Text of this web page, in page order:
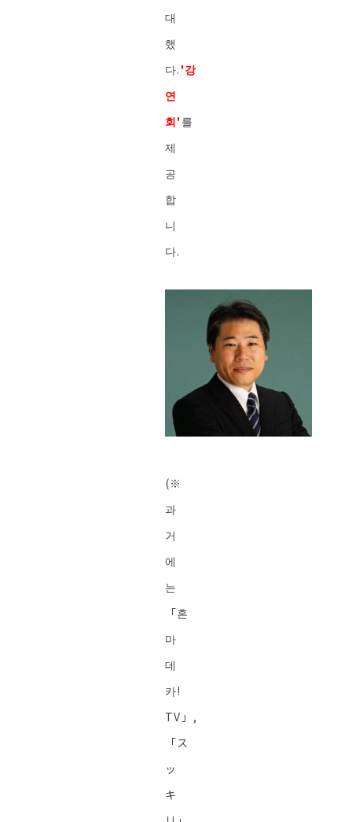
대
했
다. '강
연
회'를
제
공
합
니
다.
(※
과
거
에
는
「혼
마
데
카!
TV」,
「ス
ッ
キ